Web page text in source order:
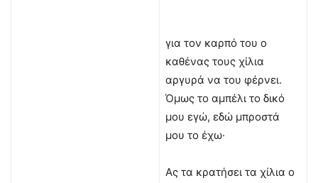
για τον καρπό του ο
καθένας τους χίλια
αργυρά να του φέρνει.
Όμως το αμπέλι το δικό
μου εγώ, εδώ μπροστά
μου το έχω·
Ας τα κρατήσει τα χίλια ο